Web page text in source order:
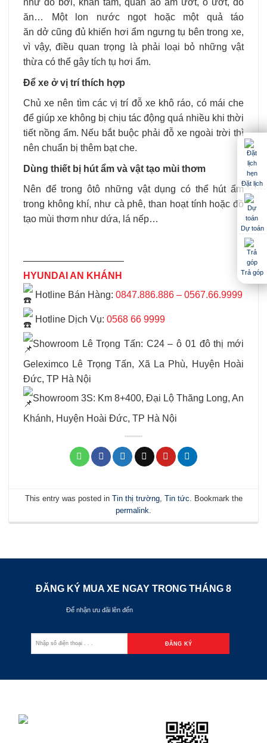
như đồ bơi, khăn tắm, quần áo ẩm ướt, ô ướt, đồ
ăn… Một lon nước ngọt hoặc một quả táo
ăn dở cũng đủ khiến hơi ẩm ngưng tụ bên trong xe,
vì vậy, điều quan trọng là phải loại bỏ những vật
thừa có thể gây tích tụ hơi ẩm.
Để xe ở vị trí thích hợp
Chủ xe nên tìm các vị trí đỗ xe khô ráo, có mái che
để giúp xe không bị chịu tác động quá nhiều khi thời
tiết nồng ẩm. Nếu bắt buộc phải đỗ xe ngoài trời thì
nên chuẩn bị thêm bạt che.
Dùng thiết bị hút ẩm và vật tạo mùi thơm
Nên để trong ôtô những vật dụng có thể hút ẩm
trong không khí, như cà phê, than hoạt tính hoặc đồ
tạo mùi thơm như dứa, lá nếp…
——————————–
HYUNDAI AN KHÁNH
Hotline Bán Hàng: 0847.886.886 – 0567.66.9999
Hotline Dịch Vụ: 0568 66 9999
Showroom Lê Trọng Tấn: C24 – ô 01 đô thị mới
Geleximco Lê Trọng Tấn, Xã La Phù, Huyện Hoài
Đức, TP Hà Nội
Showroom 3S: Km 8+400, Đại Lộ Thăng Long, An
Khánh, Huyện Hoài Đức, TP Hà Nội
This entry was posted in Tin thị trường, Tin tức. Bookmark the
permalink.
ĐĂNG KÝ MUA XE NGAY TRONG THÁNG 8
Để nhận ưu đãi lên đến
Đặt lịch
Dự toán
Trả góp